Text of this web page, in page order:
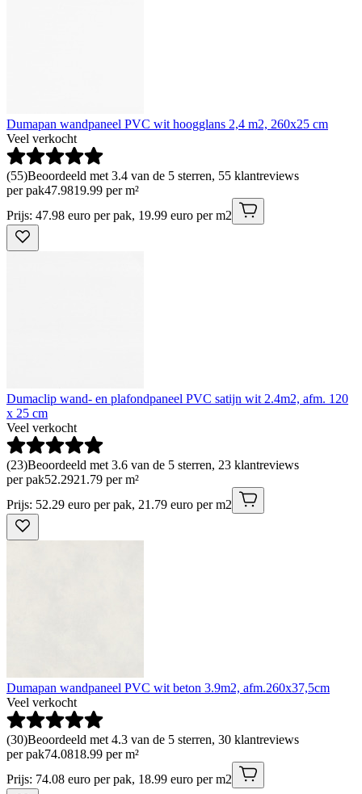
Dumapan wandpaneel PVC wit hoogglans 2,4 m2, 260x25 cm
Veel verkocht
(55)Beoordeeld met 3.4 van de 5 sterren, 55 klantreviews
per pak47.9819.99 per m²
Prijs: 47.98 euro per pak, 19.99 euro per m2
Dumaclip wand- en plafondpaneel PVC satijn wit 2.4m2, afm. 120
x 25 cm
Veel verkocht
(23)Beoordeeld met 3.6 van de 5 sterren, 23 klantreviews
per pak52.2921.79 per m²
Prijs: 52.29 euro per pak, 21.79 euro per m2
Dumapan wandpaneel PVC wit beton 3.9m2, afm.260x37,5cm
Veel verkocht
(30)Beoordeeld met 4.3 van de 5 sterren, 30 klantreviews
per pak74.0818.99 per m²
Prijs: 74.08 euro per pak, 18.99 euro per m2